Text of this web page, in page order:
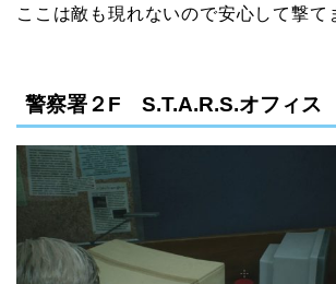
ここは敵も現れないので安心して撃て
警察署２F S.T.A.R.S.オフィス